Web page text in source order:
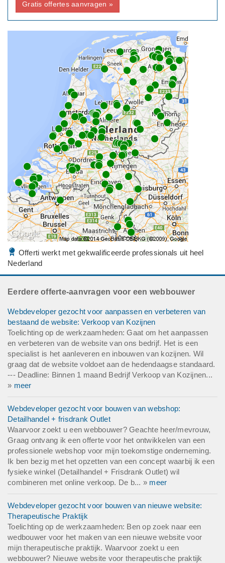
Gratis offertes aanvragen »
Offerti werkt met gekwalificeerde professionals uit heel
Nederland
Eerdere offerte-aanvragen voor een webbouwer
Webdeveloper gezocht voor aanpassen en verbeteren van
bestaand de website: Verkoop van Kozijnen
Toelichting op de werkzaamheden: Gaat om het aanpassen
en verbeteren van de website van ons bedrijf. Het is een
specialist is het aanleveren en inbouwen van kozijnen. Wil
graag dat de website voldoet aan de hedendaagse standaard.
--- Deadline: Binnen 1 maand Bedrijf Verkoop van Kozijnen...
» meer
Webdeveloper gezocht voor bouwen van webshop:
Detailhandel + frisdrank Outlet
Waarvoor zoekt u een webbouwer? Geachte heer/mevrouw,
Graag ontvang ik een offerte voor het ontwikkelen van een
professionele webshop voor mijn toekomstige onderneming.
Ik ben bezig met het opzetten van een concept waarbij ik een
fysieke winkel (Detailhandel + Frisdrank Outlet) wil
combineren met online verkoop. De b... » meer
Webdeveloper gezocht voor bouwen van nieuwe website:
Therapeutische Praktijk
Toelichting op de werkzaamheden: Ben op zoek naar een
wedbouwer voor het maken van een nieuwe website voor
mijn therapeutische praktijk. Waarvoor zoekt u een
webbouwer? Nieuwe website voor therapeutische praktijk